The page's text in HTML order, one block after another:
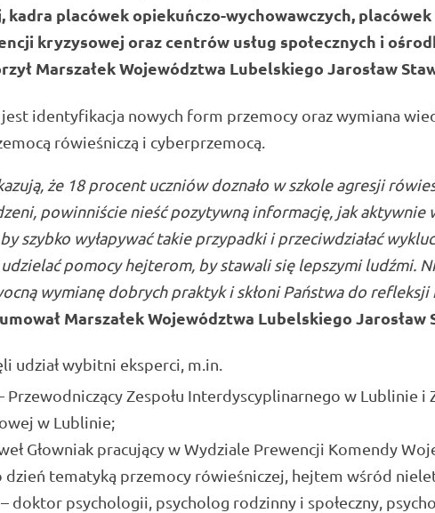
kadra placówek opiekuńczo-wychowawczych,
kryzysowej oraz centrów usług społecznych i
Marszałek Województwa Lubelskiego Jarosław
identyfikacja nowych form przemocy oraz wymiana
rówieśniczą i cyberprzemocą.
że 18 procent uczniów doznało w szkole agresji
powinniście nieść pozytywną informację, jak aktywnie
szybko wyłapywać takie przypadki i przeciwdziałać
pomocy hejterom, by stawali się lepszymi ludźmi.
wymianę dobrych praktyk i skłoni Państwa do
Marszałek Województwa Lubelskiego Jarosław
udział wybitni eksperci, m.in.
Przewodniczący Zespołu Interdyscyplinarnego w Lublinie
w Lublinie;
Głowniak pracujący w Wydziale Prewencji Komendy
dzień tematyką przemocy rówieśniczej, hejtem wśród
doktor psychologii, psycholog rodzinny i społeczny,